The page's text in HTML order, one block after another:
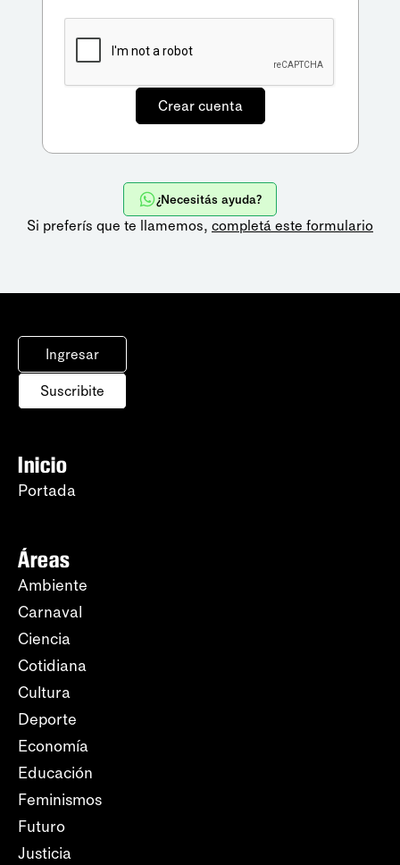
¿Necesitás ayuda?
Si preferís que te llamemos, completá este formulario
Ingresar
Suscribite
Inicio
Portada
Áreas
Ambiente
Carnaval
Ciencia
Cotidiana
Cultura
Deporte
Economía
Educación
Feminismos
Futuro
Justicia